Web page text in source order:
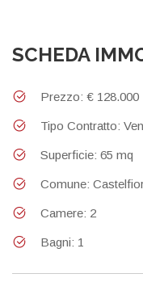
SCHEDA
Prezzo: € 128.000
Tipo Contratto:
Superficie: 65 mq
Comune:
Camere: 2
Bagni: 1